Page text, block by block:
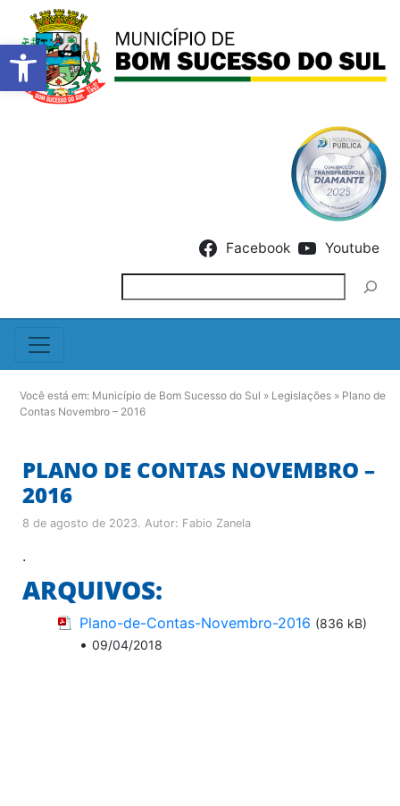
Barra de Ferramentas
Facebook Youtube
Você está em: Município de Bom Sucesso do Sul » Legislações » Plano de
Contas Novembro – 2016
PLANO DE CONTAS NOVEMBRO –
2016
8 de agosto de 2023. Autor: Fabio Zanela
.
ARQUIVOS:
Plano-de-Contas-Novembro-2016 (836 kB)
• 09/04/2018